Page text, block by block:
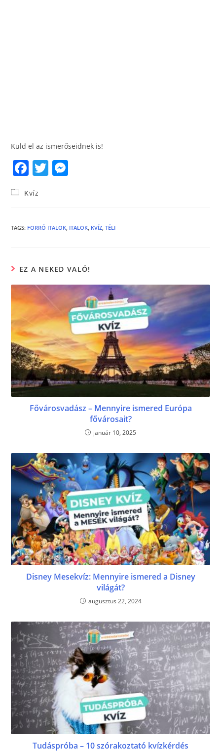
Küld el az ismerőseidnek is!
F
c
b
o
k
T
n
er
Kvíz
TAGS: FORRÓ ITALOK, ITALOK, KVÍZ, TÉLI
EZ A NEKED VALÓ!
Fővárosvadász – Mennyire ismered Európa
fővárosait?
január 10, 2025
Disney Mesekvíz: Mennyire ismered a Disney
világát?
augusztus 22, 2024
Tudáspróba – 10 szórakoztató kvízkérdés